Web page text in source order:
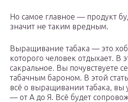
Но самое главное — продукт
значит не таким вредным.
Выращивание табака — это
которого человек отдыхает. В
сакральное. Вы почувствуете
табачным бароном. В этой
всё о выращивании табака, вы
— от А до Я. Всё будет